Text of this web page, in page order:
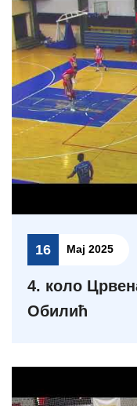
16 Мај 2025
4. коло
Обилић